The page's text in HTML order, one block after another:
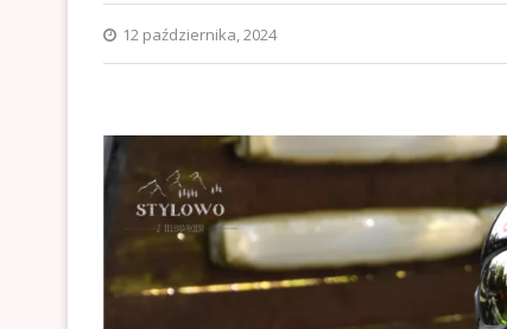
12 października, 2024